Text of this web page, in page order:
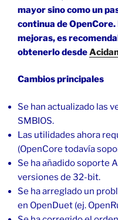
mayor sino como un
continua de
mejoras, es
obtenerlo desde
Cambios principales
Se han actualizado las
SMBIOS.
Las utilidades ahora
(OpenCore todavía
Se ha añadido soporte
versiones de 32-bit.
Se ha arreglado un
en OpenDuet (ej.